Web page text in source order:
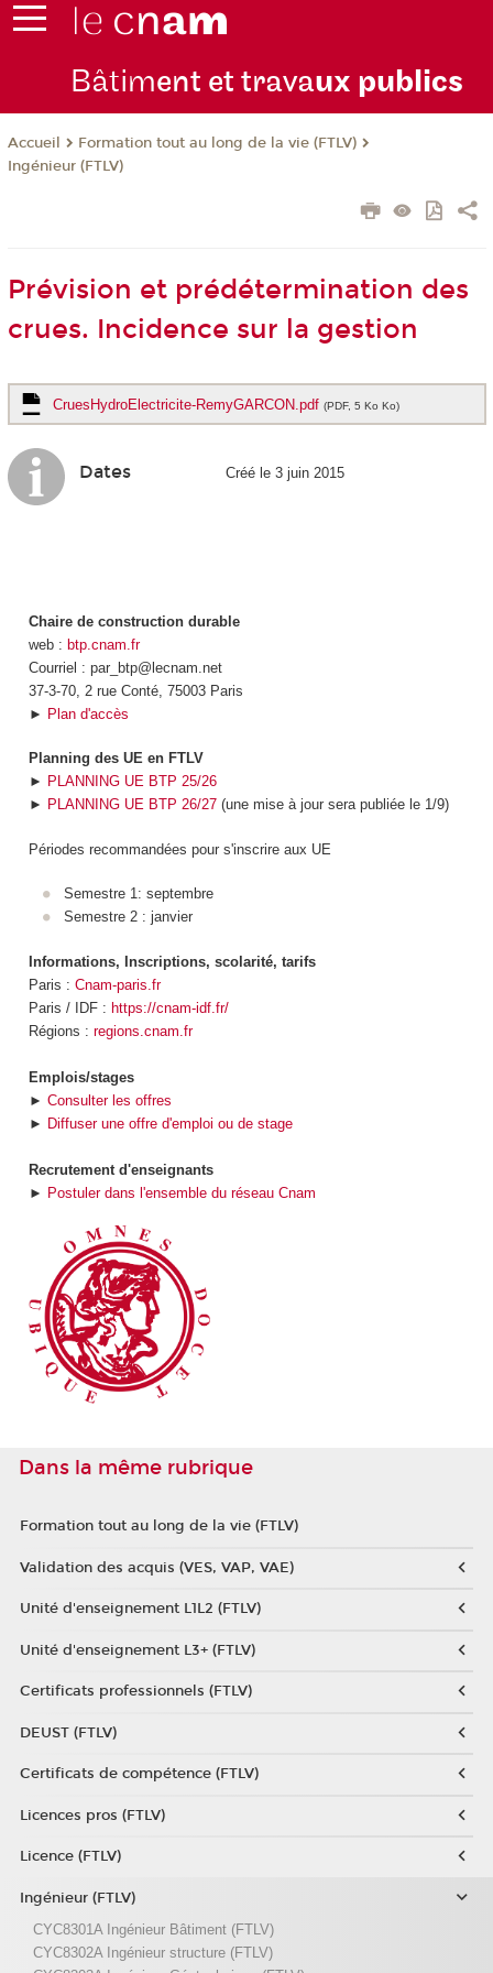
Bâtiment et travaux publics
Accueil
Formation tout au long de la vie (FTLV)
Ingénieur (FTLV)
Prévision et prédétermination des
crues. Incidence sur la gestion
CruesHydroElectricite-RemyGARCON.pdf (PDF, 5 Ko Ko)
Dates Créé le 3 juin 2015
Chaire de construction durable
web : btp.cnam.fr
Courriel : par_btp@lecnam.net
37-3-70, 2 rue Conté, 75003 Paris
► Plan d'accès
Planning des UE en FTLV
► PLANNING UE BTP 25/26
► PLANNING UE BTP 26/27(une mise à jour sera publiée le 1/9)
Périodes recommandées pour s'inscrire aux UE
Semestre 1: septembre
Semestre 2 : janvier
Informations, Inscriptions, scolarité, tarifs
Paris : Cnam-paris.fr
Paris / IDF : https://cnam-idf.fr/
Régions : regions.cnam.fr
Emplois/stages
► Consulter les offres
► Diffuser une offre d'emploi ou de stage
Recrutement d'enseignants
► Postuler dans l'ensemble du réseau Cnam
Dans la même rubrique
Formation tout au long de la vie (FTLV)
Validation des acquis (VES, VAP, VAE)
Unité d'enseignement L1L2 (FTLV)
Unité d'enseignement L3+ (FTLV)
Certificats professionnels (FTLV)
DEUST (FTLV)
Certificats de compétence (FTLV)
Licences pros (FTLV)
Licence (FTLV)
Ingénieur (FTLV)
CYC8301A Ingénieur Bâtiment (FTLV)
CYC8302A Ingénieur structure (FTLV)